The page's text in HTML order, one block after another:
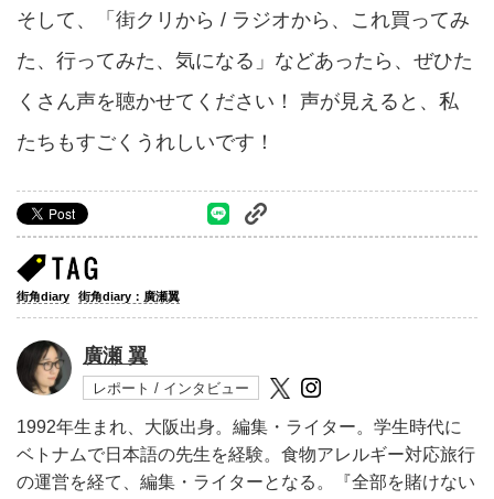
そして、「街クリから / ラジオから、これ買ってみ
た、行ってみた、気になる」などあったら、ぜひた
くさん声を聴かせてください！ 声が見えると、私
たちもすごくうれしいです！
街角diary 街角diary：廣瀬翼
廣瀬 翼
レポート / インタビュー
1992年生まれ、大阪出身。編集・ライター。学生時代に
ベトナムで日本語の先生を経験。食物アレルギー対応旅行
の運営を経て、編集・ライターとなる。『全部を賭けない